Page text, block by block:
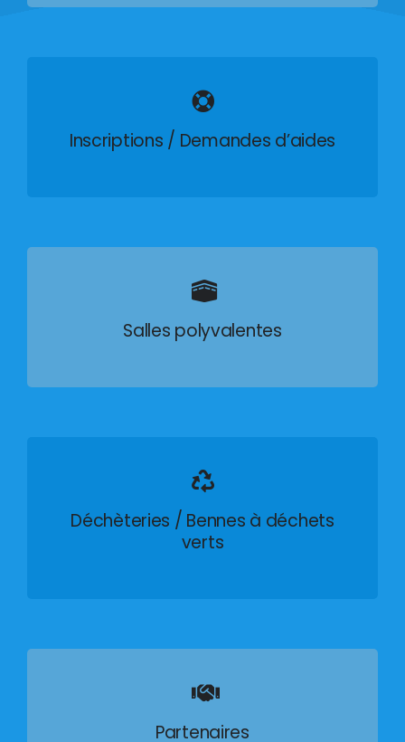
Inscriptions / Demandes d’aides
Salles polyvalentes
Déchèteries / Bennes à déchets
verts
Partenaires